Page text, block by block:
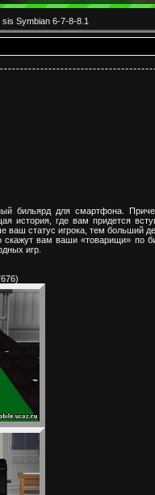
sis Symbian 6-7-8-8.1
бильярд для смартфона.
история, где вам придется
статус игрока, тем больший
вам ваши «товарищи» по
игр.